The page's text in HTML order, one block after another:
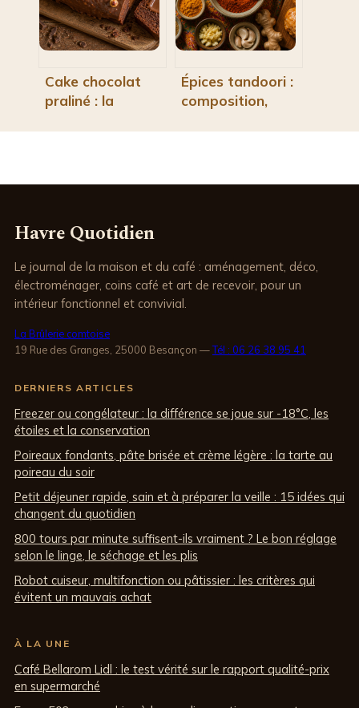
Intermarché
préparer ?
Cake chocolat
praliné : la
Épices tandoori :
composition,
Havre Quotidien
Le journal de la maison et du café : aménagement, déco,
électroménager, coins café et art de recevoir, pour un
intérieur fonctionnel et convivial.
La Brûlerie comtoise
19 Rue des Granges, 25000 Besançon —Tél : 06 26 38 95 41
DERNIERS ARTICLES
Freezer ou congélateur : la différence se joue sur -18°C, les
étoiles et la conservation
Poireaux fondants, pâte brisée et crème légère : la tarte au
poireau du soir
Petit déjeuner rapide, sain et à préparer la veille : 15 idées qui
changent du quotidien
800 tours par minute suffisent-ils vraiment ? Le bon réglage
selon le linge, le séchage et les plis
Robot cuiseur, multifonction ou pâtissier : les critères qui
évitent un mauvais achat
À LA UNE
Café Bellarom Lidl : le test vérité sur le rapport qualité-prix
en supermarché